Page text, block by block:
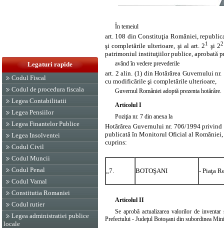
Legaturi rapide
Codul Fiscal
Codul de procedura fiscala
Legea Contabilitatii
Legea Pensiilor
Legea Finantelor Publice
Legea Insolventei
Codul Civil
Codul Muncii
Codul Penal
Codul Vamal
Constitutia Romaniei
Codul rutier
Legea administratiei publice
locale
În temeiul
art. 108 din Constituţia României,
şi completările ulterioare, şi al art. 21 şi 22
patrimoniul instituţiilor publice, aprobată
având în vedere prevederile
art. 2 alin. (1) din Hotărârea Guvernului
cu modificările şi completările ulterioare,
Guvernul României adoptă prezenta hotărâre.
Articolul I
Poziţia nr. 7 din anexa la
Hotărârea Guvernului nr. 706/1994
publicată în Monitorul Oficial al României,
cuprins:
„7. BOTOŞANI - Piaţa
Articolul II
Se aprobă actualizarea valorilor de
Prefectului - Judeţul Botoşani din subordinea